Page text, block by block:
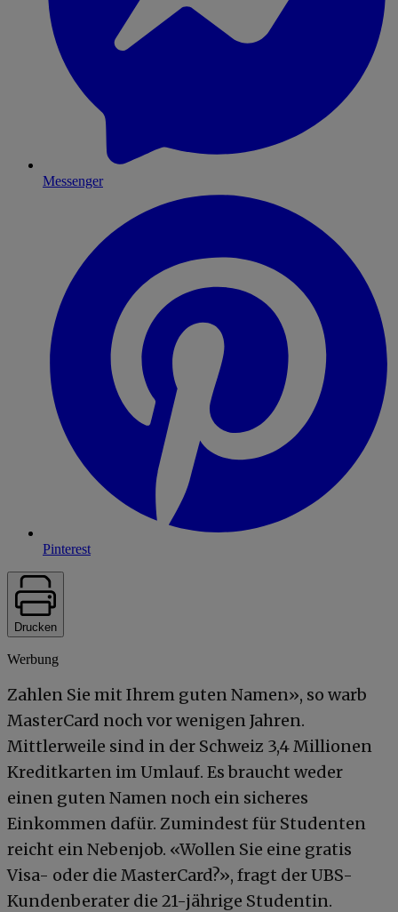
Messenger
Pinterest
Drucken
Werbung
Zahlen Sie mit Ihrem guten Namen», so warb
MasterCard noch vor wenigen Jahren.
Mittlerweile sind in der Schweiz 3,4 Millionen
Kreditkarten im Umlauf. Es braucht weder
einen guten Namen noch ein sicheres
Einkommen dafür. Zumindest für Studenten
reicht ein Nebenjob. «Wollen Sie eine gratis
Visa- oder die MasterCard?», fragt der UBS-
Kundenberater die 21-jährige Studentin.